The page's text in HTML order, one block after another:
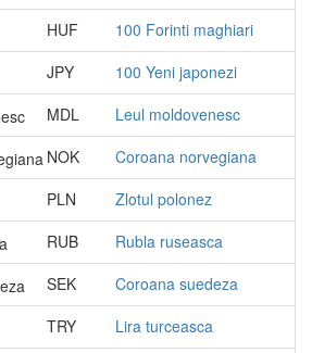
HUF
100 Forinti maghiari
JPY
100 Yeni japonezi
MDL
Leul moldovenesc
NOK
Coroana norvegiana
PLN
Zlotul polonez
RUB
Rubla ruseasca
SEK
Coroana suedeza
TRY
Lira turceasca